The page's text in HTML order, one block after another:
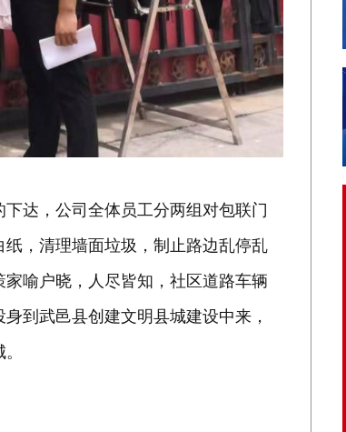
达，公司全体员工分两组对包联门
，清理墙面垃圾，制止路边乱停乱
喻户晓，人尽皆知，社区道路车辆
到武邑县创建文明县城建设中来，